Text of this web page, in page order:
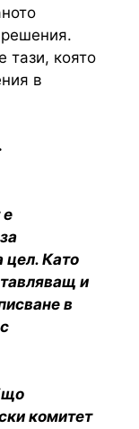
тази, която
в
е
цел. Като
и
в
комитет